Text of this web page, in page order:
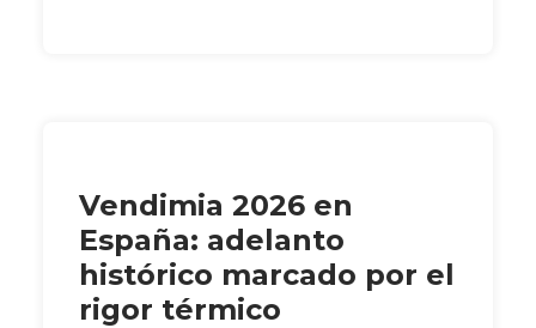
Vendimia 2026 en
España: adelanto
histórico marcado por el
rigor térmico